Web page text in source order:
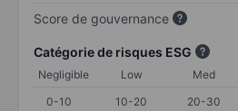
Score de gouvernance
Catégorie de risques ESG
Negligible Low Med
0-10
10-20 20-30